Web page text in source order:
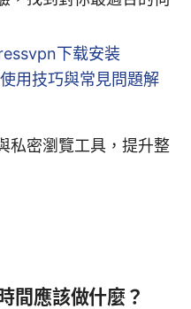
下载安装
用技巧與常見問題解
私密瀏覽工具，提升整
間應該做什麼？